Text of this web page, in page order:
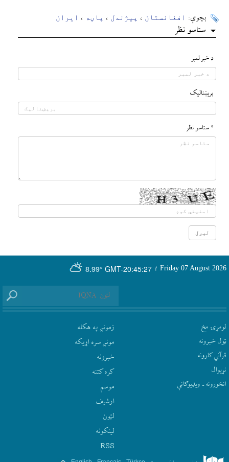
بچوې: افغانستان ، پيژندل ، پاڼه ، ایران
ستاسو نظر
د خبر لمبر
بريښناليک
* ستاسو نظر
GMT-20:45:27
8.99° Friday 07 August 2026 ؛
لومړۍ مخ
ټول خبرونه
قرآني کارونه
نړيوال
انځورونه ـ ویډیوګانې
زمونږ په هکله
مونږ سره اړيکه
‫خبرونه
کره کتنه
موسم
ارشيف
لټون
لينکونه
RSS